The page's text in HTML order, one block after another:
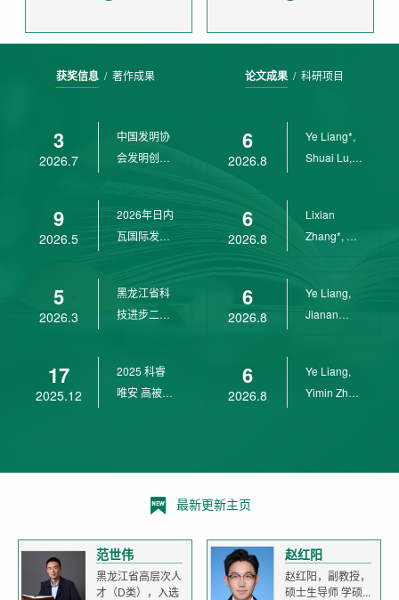
获奖信息/ 著作成果
3
2026.7
中国发明协
会发明创业
9
2026.5
2026年日内
瓦国际发明
5
2026.3
黑龙江省科
技进步二等
17
2025.12
2025 科睿
唯安 高被引
论文成果/ 科研项目
6
2026.8
Ye Liang*,
Shuai Lu,
6
2026.8
Lixian
Zhang*, Ye
6
2026.8
Ye Liang,
Jianan
6
2026.8
Ye Liang,
Yimin Zhu,
最新更新主页
范世伟
黑龙江省高层次人
才（D类），入选
赵红阳
赵红阳，副教授，
硕士生导师 学硕...